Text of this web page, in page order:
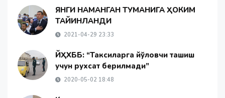
​​ЯНГИ НАМАНГАН ТУМАНИГА ҲОКИМ
ТАЙИНЛАНДИ
2021-04-29 23:33
ЙҲХББ: “Таксиларга йўловчи ташиш
учун рухсат берилмади”
2020-05-02 18:48